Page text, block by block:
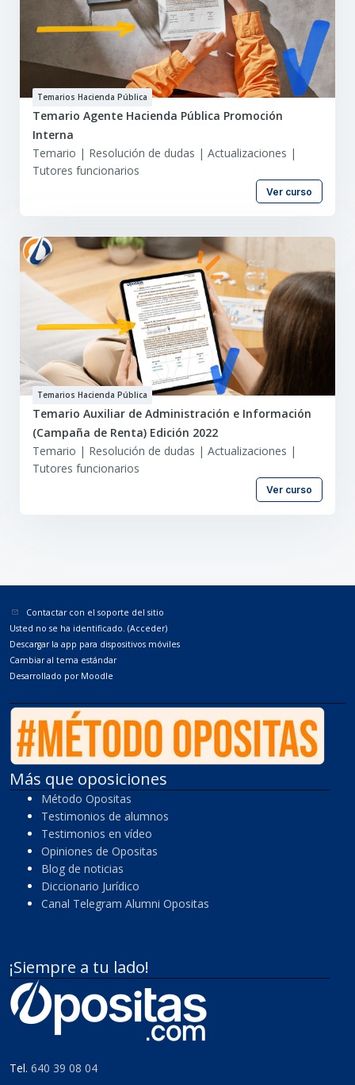
Temarios Hacienda Pública
Temario Agente Hacienda Pública Promoción
Interna
Temario | Resolución de dudas | Actualizaciones |
Tutores funcionarios
Ver curso
Temarios Hacienda Pública
Temario Auxiliar de Administración e Información
(Campaña de Renta) Edición 2022
Temario | Resolución de dudas | Actualizaciones |
Tutores funcionarios
Ver curso
Contactar con el soporte del sitio
Usted no se ha identificado. (Acceder)
Descargar la app para dispositivos móviles
Cambiar al tema estándar
Desarrollado por Moodle
¡Siempre a tu lado!
Tel. 640 39 08 04
Más que oposiciones
Método Opositas
Testimonios de alumnos
Testimonios en vídeo
Opiniones de Opositas
Blog de noticias
Diccionario Jurídico
Canal Telegram Alumni Opositas